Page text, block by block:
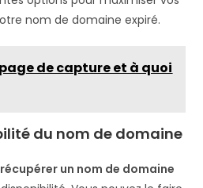
nom de domaine expiré.
de capture et à quoi
du nom de domaine
récupérer un nom de domaine